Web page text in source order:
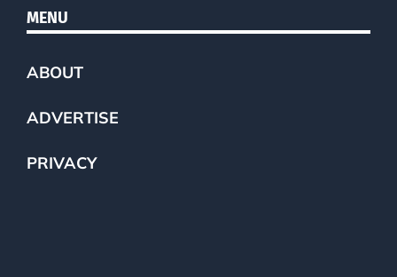
MENU
ABOUT
ADVERTISE
PRIVACY